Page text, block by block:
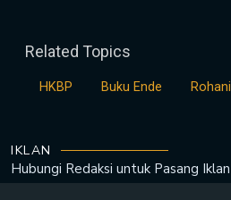
Related Topics
HKBP Buku Ende Rohani
IKLAN
Hubungi Redaksi untuk Pasang Iklan